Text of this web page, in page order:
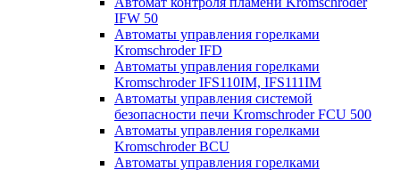
IFW 50
Автоматы управления горелками
Kromschroder IFD
Автоматы управления горелками
Kromschroder IFS110IM, IFS111IM
Автоматы управления системой
безопасности печи Kromschroder FCU 500
Автоматы управления горелками
Kromschroder BCU
Автоматы управления горелками